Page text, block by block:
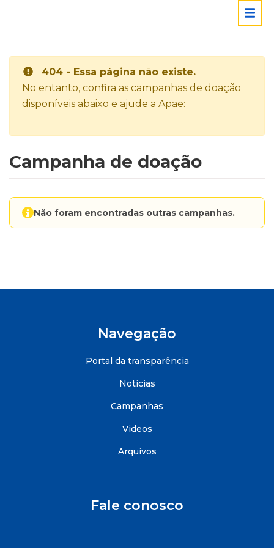
404 - Essa página não existe.
No entanto, confira as campanhas de doação
disponíveis abaixo e ajude a Apae:
Campanha de doação
Não foram encontradas outras campanhas.
Navegação
Portal da transparência
Notícias
Campanhas
Videos
Arquivos
Fale conosco